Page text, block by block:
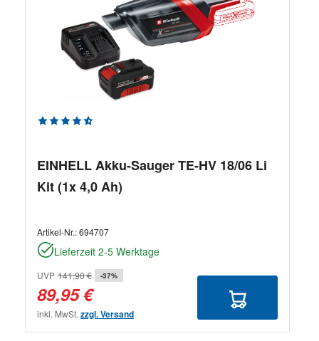
Durchschnittliche Bewertung von 4.75 von 5 Sternen
EINHELL Akku-Sauger TE-HV 18/06 Li
Kit (1x 4,0 Ah)
Artikel-Nr.:694707
Lieferzeit 2-5 Werktage
UVP 141,90 € -37%
89,95 €
inkl. MwSt. zzgl. Versand